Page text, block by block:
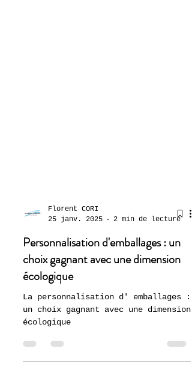
Florent CORI
25 janv. 2025
2 min de lecture
Personnalisation d'emballages : un
choix gagnant avec une dimension
écologique
un choix gagnant avec une dimension
écologique